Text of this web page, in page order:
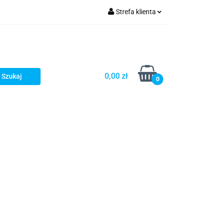
Strefa klienta
Dodaj zgłoszenie
0,00 zł 0